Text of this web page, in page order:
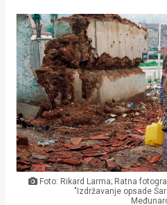
Kolumne
Kultura
Lifestyle
Beauty
Fashion
Zdravlje
Za
Foto: Rikard Larma; Ratna
"Izdržavanje opsade